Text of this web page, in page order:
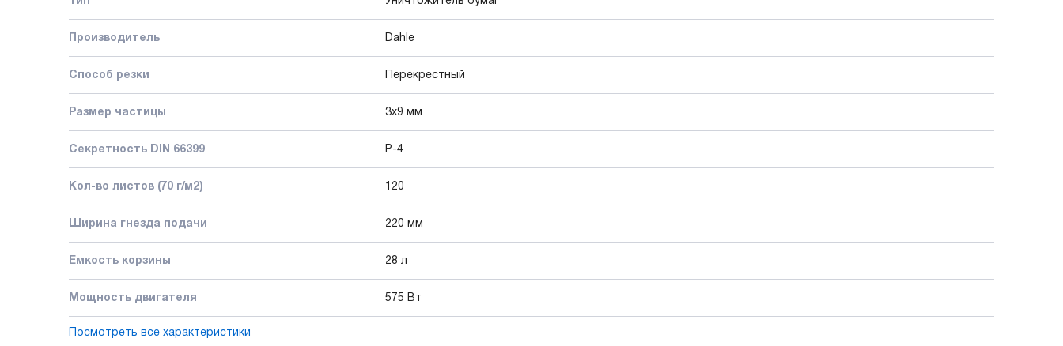
Производитель Dahle
Способ резки Перекрестный
Размер частицы 3x9 мм
Секретность DIN 66399 P-4
Кол-во листов (70 г/м2) 120
Ширина гнезда подачи 220 мм
Емкость корзины 28 л
Мощность двигателя 575 Вт
Посмотреть все характеристики